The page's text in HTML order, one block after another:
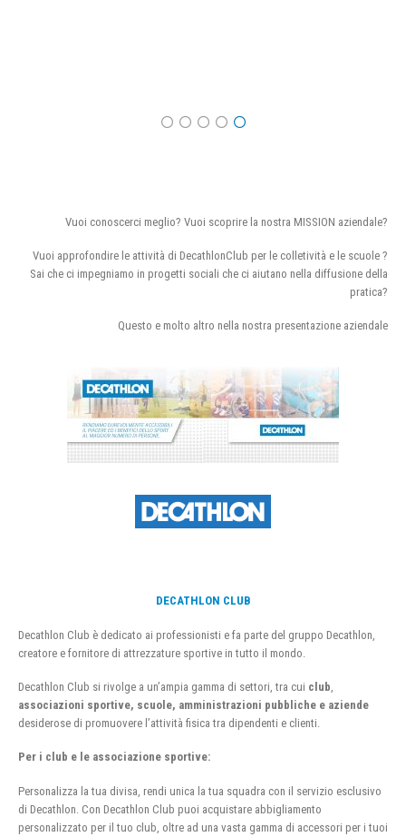
Vuoi conoscerci meglio? Vuoi scoprire la nostra MISSION aziendale?
Vuoi approfondire le attività di DecathlonClub per le colletività e le scuole ?
Sai che ci impegniamo in progetti sociali che ci aiutano nella diffusione della
pratica?
Questo e molto altro nella nostra presentazione aziendale
DECATHLON CLUB
Decathlon Club è dedicato ai professionisti e fa parte del gruppo Decathlon,
creatore e fornitore di attrezzature sportive in tutto il mondo.
Decathlon Club si rivolge a un’ampia gamma di settori, tra cui club
associazioni sportive, scuole, amministrazioni pubbliche e aziende
desiderose di promuovere l’attività fisica tra dipendenti e clienti.
Per i club e le associazione sportive:
Personalizza la tua divisa, rendi unica la tua squadra con il servizio esclusivo
di Decathlon. Con Decathlon Club puoi acquistare abbigliamento
personalizzato per il tuo club, oltre ad una vasta gamma di accessori per i tuoi